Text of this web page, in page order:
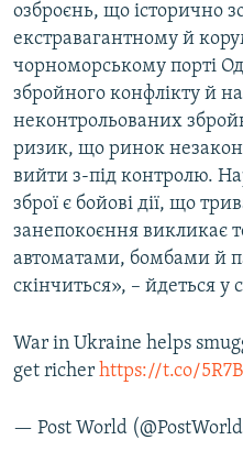
озброєнь, що історично
екстравагантному й
чорноморському порті
збройного конфлікту й
неконтрольованих
ризик, що ринок
вийти з-під контролю.
зброї є бойові дії, що
занепокоєння викликає
автоматами, бомбами й
скінчиться», – йдеться у
War in Ukraine helps
get richer https://t.co/
— Post World